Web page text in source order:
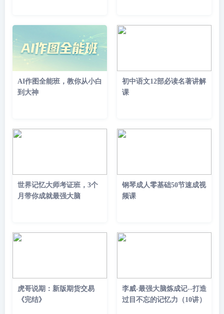
AI作图全能班，教你从小白
到大神
初中语文12部必读名著讲解
课
世界记忆大师考证班，3个
月带你成就最强大脑
钢琴成人零基础50节速成视
频课
虎哥说期：新版期货交易
《完结》
李威-最强大脑炼成记--打造
过目不忘的记忆力（10讲）